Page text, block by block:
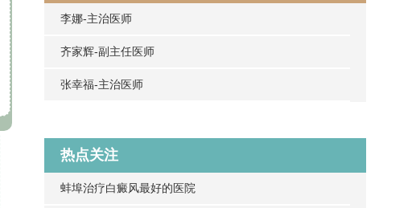
李娜-主治医师
齐家辉-副主任医师
张幸福-主治医师
热点关注
蚌埠治疗白癜风最好的医院